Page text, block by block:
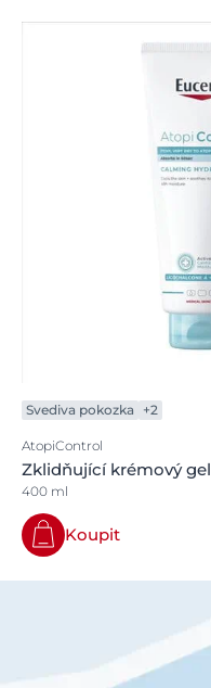
Svediva pokozka +2
AtopiControl
Zklidňující krémový gel
400 ml
Koupit